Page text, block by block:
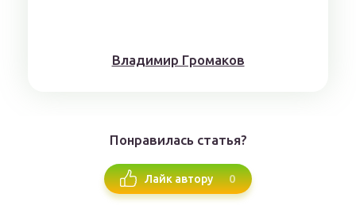
Влaдимиp Гpoмaкoв
Понравилась статья?
Лайк автору 0